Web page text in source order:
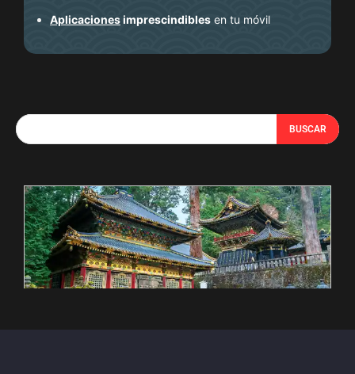
Aplicacionesimprescindibles en tu móvil
BUSCAR